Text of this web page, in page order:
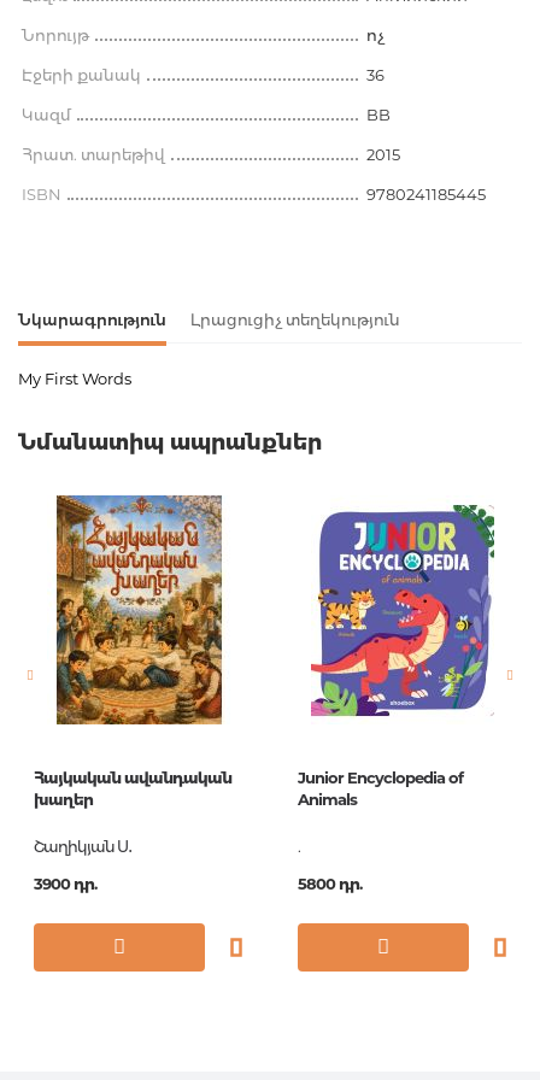
Նորույթ ոչ
Էջերի քանակ 36
Կազմ BB
Հրատ. տարեթիվ 2015
ISBN 9780241185445
Նկարագրություն Լրացուցիչ տեղեկություն
My First Words
Քաշ
Հրատարակիչ DK
Լեզու Английский
Նորույթ ոչ
Էջերի քանակ 36
Կազմ BB
ISBN 9780241185445
Նմանատիպ ապրանքներ
Հայկական ավանդական
խաղեր
Շաղիկյան Ս․
3900 դր.
Junior Encyclopedia of
Animals
.
5800 դր.